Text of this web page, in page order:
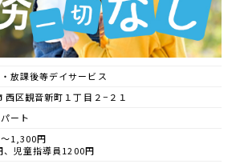
放課後等デイサービス
西区観音新町１丁目２−２１
ート
1,300円
、児童指導員1200円